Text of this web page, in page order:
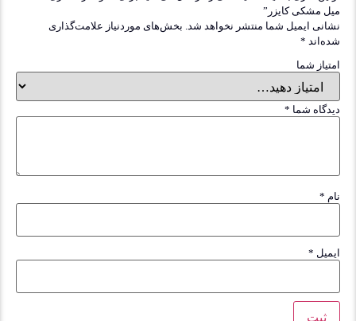
میل مشکی کایزر”
نشانی ایمیل شما منتشر نخواهد شد. بخش‌های موردنیاز علامت‌گذاری
شده‌اند*
امتیاز شما
دیدگاه شما*
*
ایمیل*